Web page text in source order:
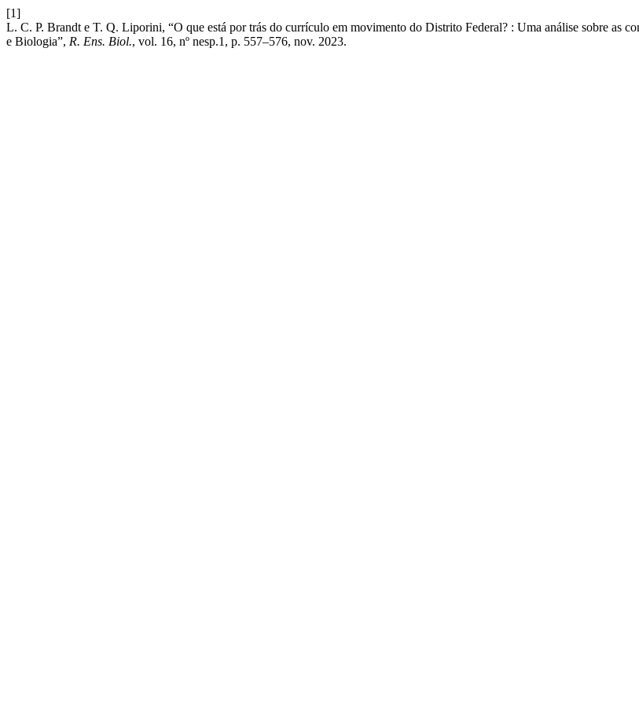
[1]
L. C. P. Brandt e T. Q. Liporini, “O que está por trás do currículo em movimento do Distrito Federal? : Uma análise sobre as
e Biologia”, R. Ens. Biol., vol. 16, nº nesp.1, p. 557–576, nov. 2023.